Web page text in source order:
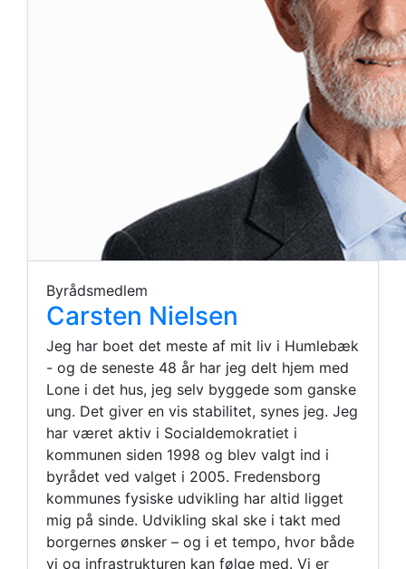
Byrådsmedlem
Carsten Nielsen
Jeg har boet det meste af mit liv i Humlebæk
- og de seneste 48 år har jeg delt hjem med
Lone i det hus, jeg selv byggede som ganske
ung. Det giver en vis stabilitet, synes jeg. Jeg
har været aktiv i Socialdemokratiet i
kommunen siden 1998 og blev valgt ind i
byrådet ved valget i 2005. Fredensborg
kommunes fysiske udvikling har altid ligget
mig på sinde. Udvikling skal ske i takt med
borgernes ønsker – og i et tempo, hvor både
vi og infrastrukturen kan følge med. Vi er